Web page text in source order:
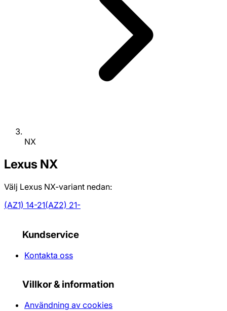
NX
Lexus NX
Välj Lexus NX-variant nedan:
(AZ1) 14-21(AZ2) 21-
Kundservice
Kontakta oss
Villkor & information
Användning av cookies